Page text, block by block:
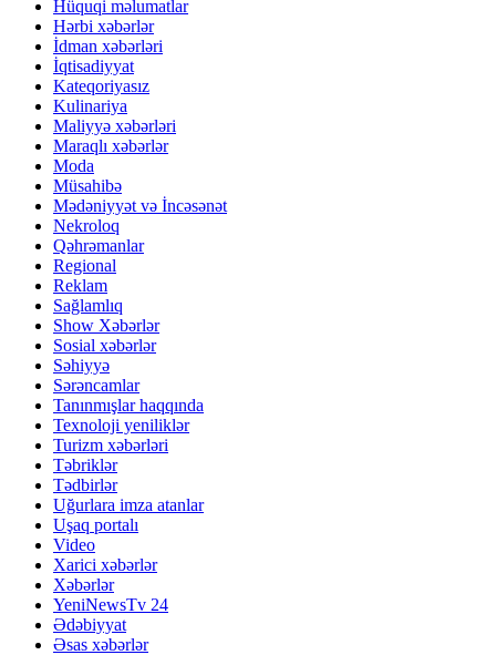
Hüquqi məlumatlar
Hərbi xəbərlər
İdman xəbərləri
İqtisadiyyat
Kateqoriyasız
Kulinariya
Maliyyə xəbərləri
Maraqlı xəbərlər
Moda
Müsahibə
Mədəniyyət və İncəsənət
Nekroloq
Qəhrəmanlar
Regional
Reklam
Sağlamlıq
Show Xəbərlər
Sosial xəbərlər
Səhiyyə
Sərəncamlar
Tanınmışlar haqqında
Texnoloji yeniliklər
Turizm xəbərləri
Təbriklər
Tədbirlər
Uğurlara imza atanlar
Uşaq portalı
Video
Xarici xəbərlər
Xəbərlər
YeniNewsTv 24
Ədəbiyyat
Əsas xəbərlər